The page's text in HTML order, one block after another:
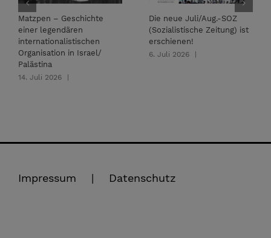
Matzpen – Geschichte
einer legendären
internationalistischen
Organisation in Israel/
Palästina
14. Juli 2026 |
Die neue Juli/Aug.-SOZ
(Sozialistische Zeitung) ist
erschienen!
6. Juli 2026 |
Impressum Datenschutz